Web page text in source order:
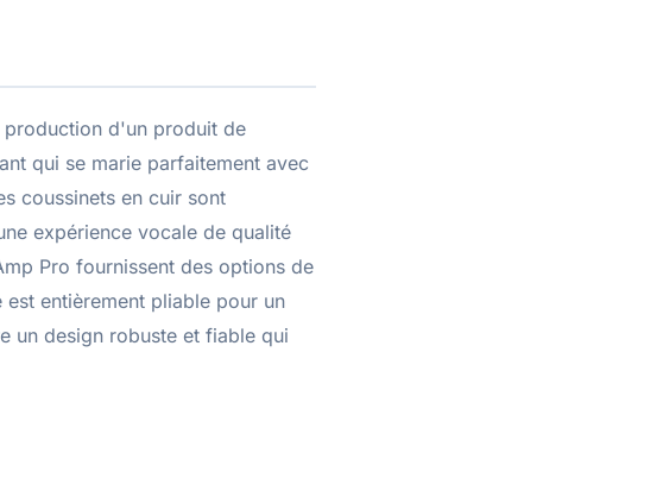
d'un produit de
qui se marie parfaitement avec
coussinets en cuir sont
expérience vocale de qualité
Pro fournissent des options de
entièrement pliable pour un
un design robuste et fiable qui